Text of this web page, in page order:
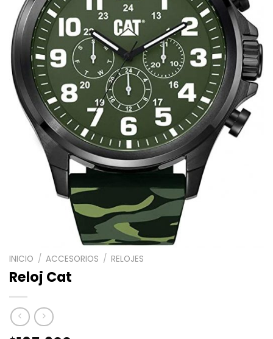
INICIO / ACCESORIOS / RELOJES
Reloj Cat